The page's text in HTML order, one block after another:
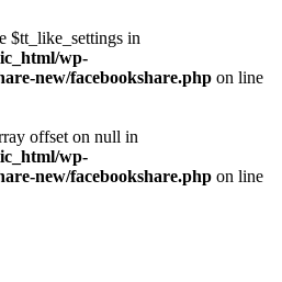
$tt_like_settings in
wp-
new/facebookshare.php on line
offset on null in
wp-
new/facebookshare.php on line